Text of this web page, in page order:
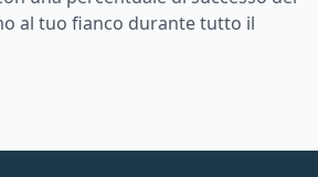
al tuo fianco durante tutto il